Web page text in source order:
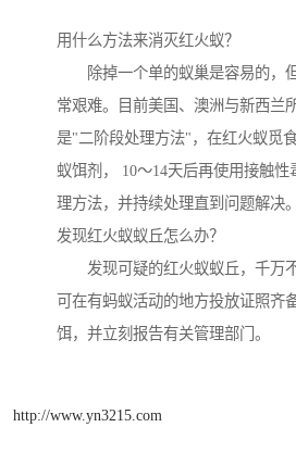
用什么方法来消灭红火蚁？
除掉一个单的蚁巢是容易的，
常艰难。目前美国、澳洲与新西兰
是"二阶段处理方法"，在红火蚁觅
蚁饵剂， 10～14天后再使用接触
理方法，并持续处理直到问题解决。
发现红火蚁蚁丘怎么办？
发现可疑的红火蚁蚁丘，千万不
可在有蚂蚁活动的地方投放证照齐
饵，并立刻报告有关管理部门。
http://www.yn3215.com